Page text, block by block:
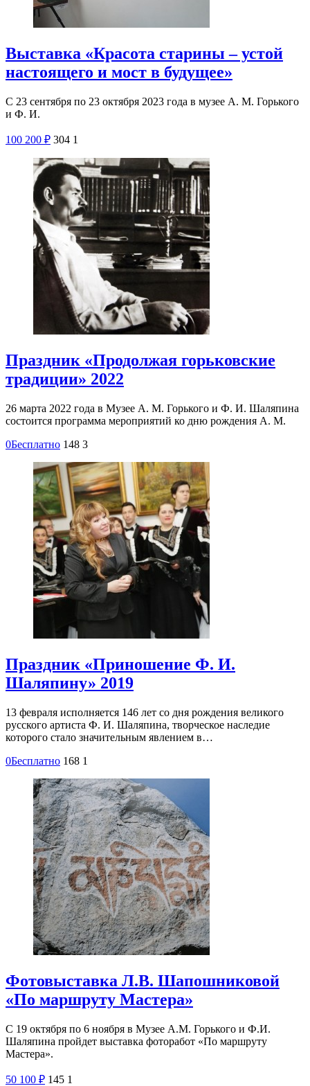
Выставка «Красота старины – устой
настоящего и мост в будущее»
С 23 сентября по 23 октября 2023 года в музее А. М. Горького
и Ф. И.
100 200 ₽ 304 1
Праздник «Продолжая горьковские
традиции» 2022
26 марта 2022 года в Музее А. М. Горького и Ф. И. Шаляпина
состоится программа мероприятий ко дню рождения А. М.
0Бесплатно 148 3
Праздник «Приношение Ф. И.
Шаляпину» 2019
13 февраля исполняется 146 лет со дня рождения великого
русского артиста Ф. И. Шаляпина, творческое наследие
которого стало значительным явлением в…
0Бесплатно 168 1
Фотовыставка Л.В. Шапошниковой
«По маршруту Мастера»
С 19 октября по 6 ноября в Музее А.М. Горького и Ф.И.
Шаляпина пройдет выставка фоторабот «По маршруту
Мастера».
50 100 ₽ 145 1